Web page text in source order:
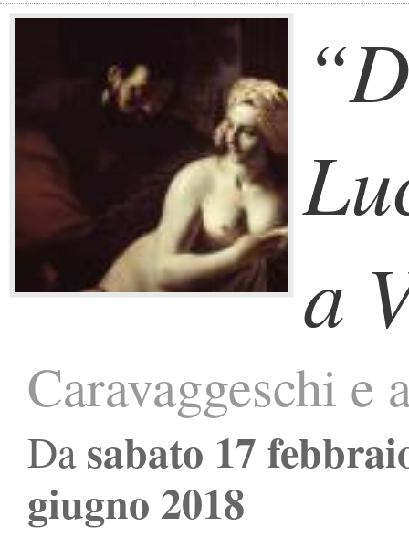
a
Caravaggeschi
Dasabato 17
giugno 2018